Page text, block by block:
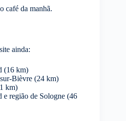
café da manhã.
ainda:
(16 km)
Bièvre (24 km)
km)
e região de Sologne (46